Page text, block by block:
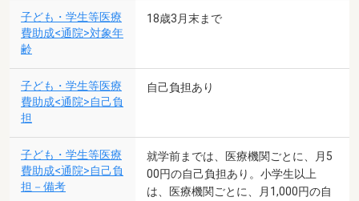
子ども・学生等医療
費助成<通院>対象年
齢
18歳3月末まで
子ども・学生等医療
費助成<通院>自己負
担
自己負担あり
子ども・学生等医療
費助成<通院>自己負
担－備考
就学前までは、医療機関ごとに、月5
00円の自己負担あり。小学生以上
は、医療機関ごとに、月1,000円の自